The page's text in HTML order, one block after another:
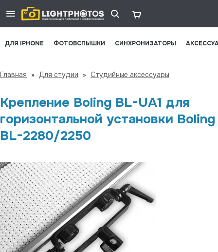
ДЛЯ IPHONE ФОТОВСПЫШКИ СИНХРОНИЗАТОРЫ
Главная » Для студии » Студийные аксессуары
Крепление Boling BL-UA1 для
горизонтальной установки Boling
BL-2280/2250